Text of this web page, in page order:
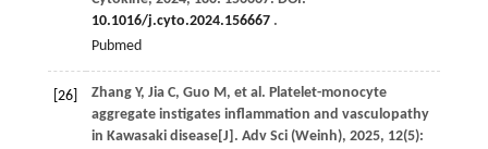
10.1016/j.cyto.2024.156667.
Pubmed
[26] Zhang Y, Jia C, Guo M, et al. Platelet-monocyte
aggregate instigates inflammation and vasculopathy
in Kawasaki disease[J]. Adv Sci (Weinh), 2025, 12(5):